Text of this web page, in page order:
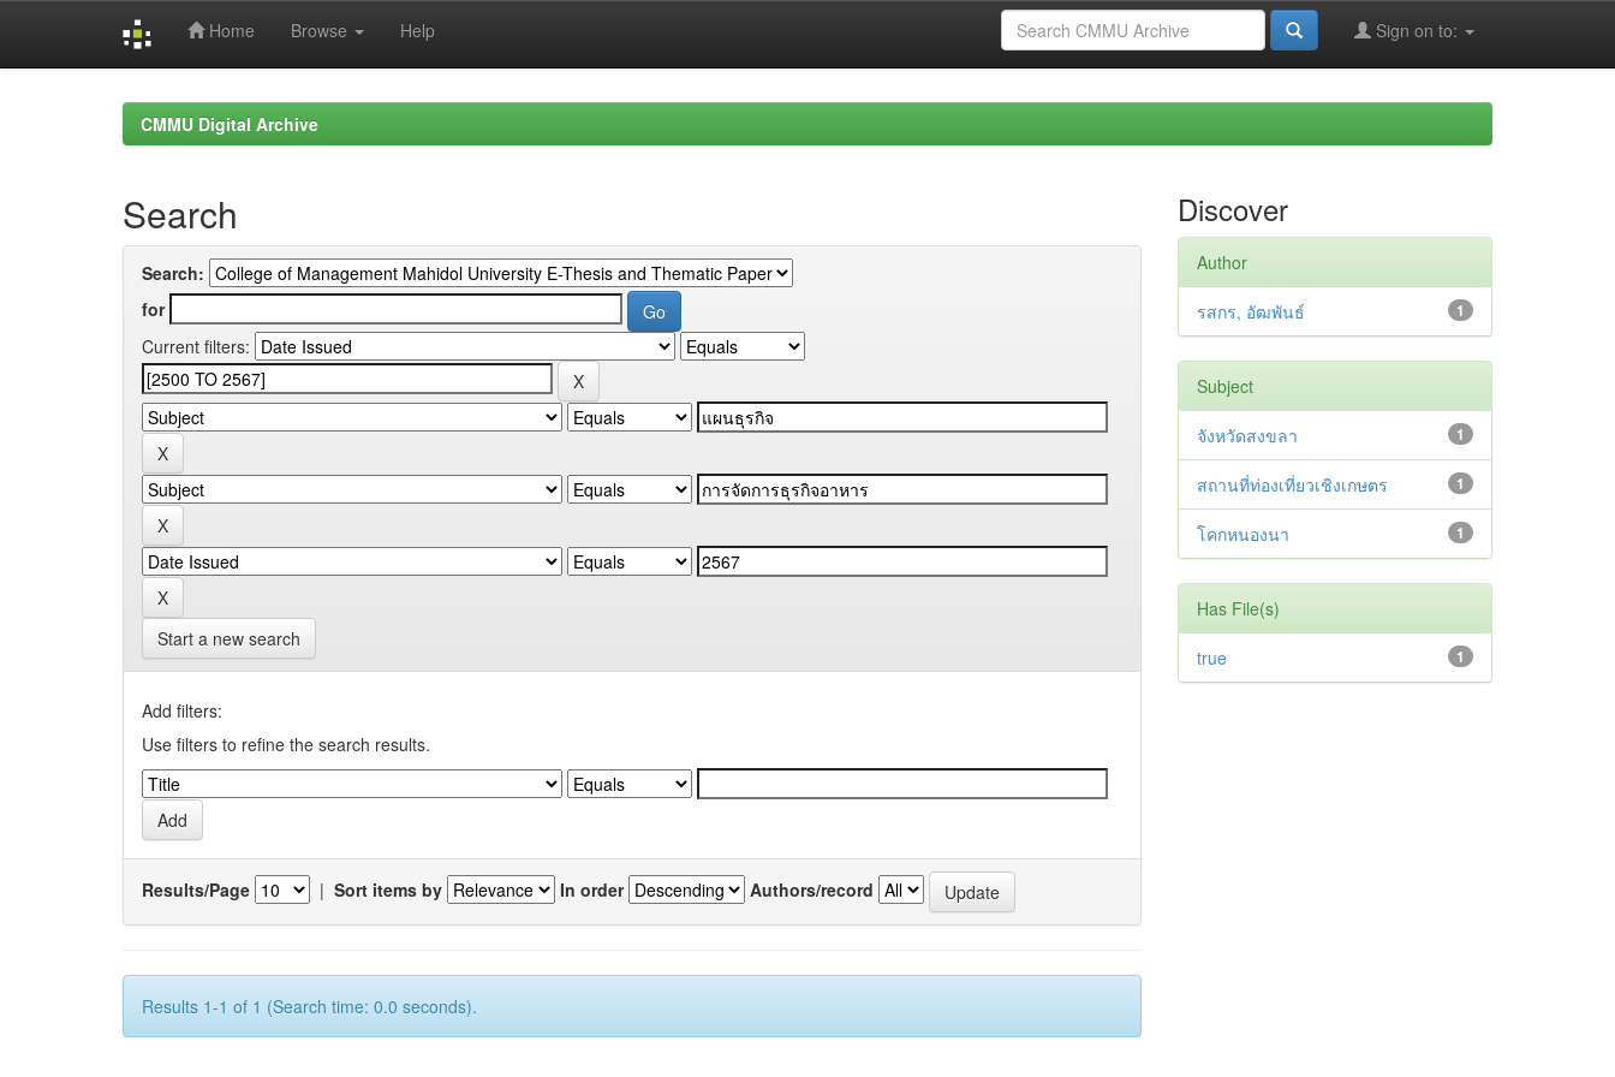
Home Browse Help Sign on to:
CMMU Digital Archive
Search
Search:
for
Current filters:
Start a new search
Add filters:
Use filters to refine the search results.
Results/Page | Sort items by In order Authors/record
Results 1-1 of 1 (Search time: 0.0 seconds).
Discover
Author
1
รสกร, อัฒพันธ์
Subject
1
จังหวัดสงขลา
1
สถานที่ท่องเที่ยวเชิงเกษตร
1
โคกหนองนา
Has File(s)
1
true